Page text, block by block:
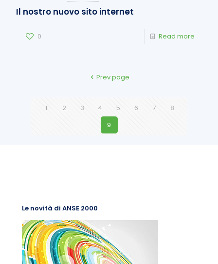
Il nostro nuovo sito internet
0 Read more
Prev page
1 2 3 4 5 6 7
8
9
Le novità di ANSE 2000